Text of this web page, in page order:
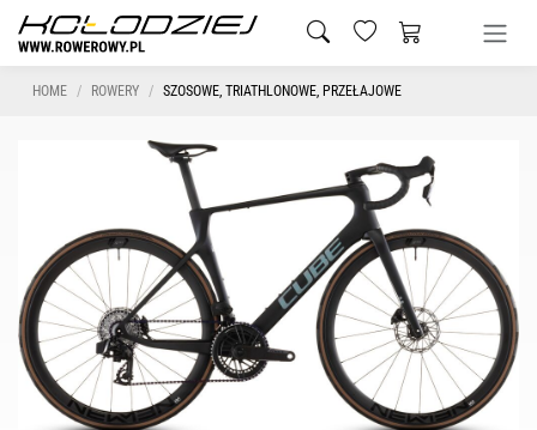
HOME ROWERY SZOSOWE, TRIATHLONOWE, PRZEŁAJOWE